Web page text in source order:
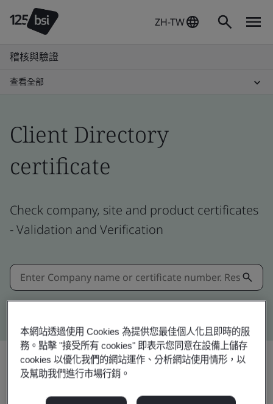
ZH-TW
稽核與驗證
查看全部
Client Directory
certificate
Check company, site and product certificates
- Validation and Verification
本網站透過使用 Cookies 為提供您最佳個人化且即時的服
務。點擊 "接受所有 cookies" 即表示您同意在設備上儲存
cookies 以優化我們的網站運作、分析網站使用情形，以
及幫助我們進行市場行銷。